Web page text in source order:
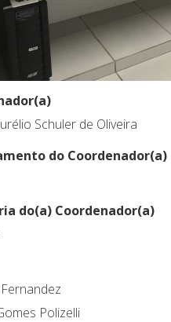
Schuler de Oliveira
do Coordenador(a)
do(a) Coordenador(a)
Polizelli